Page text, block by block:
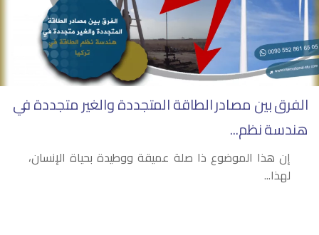
الفرق بين مصادر الطاقة المتجددة والغير متجددة في
هندسة نظم...
إن هذا الموضوع ذا صلة عميقة ووطيدة بحياة الإنسان،
لهذا...